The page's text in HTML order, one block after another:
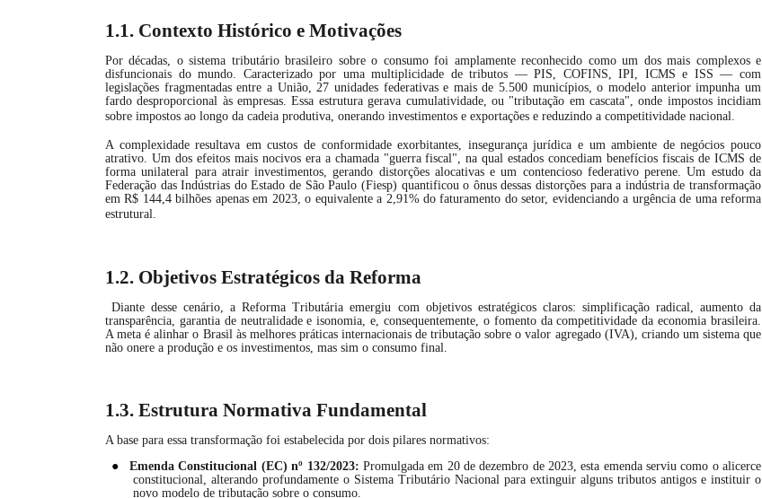
1.1. Contexto Histórico e Motivações
Por décadas, o sistema tributário brasileiro sobre o consumo foi amplamente reconhecido como um dos mais complexos e
disfuncionais do mundo. Caracterizado por uma multiplicidade de tributos — PIS, COFINS, IPI, ICMS e ISS — com
legislações fragmentadas entre a União, 27 unidades federativas e mais de 5.500 municípios, o modelo anterior impunha um
fardo desproporcional às empresas. Essa estrutura gerava cumulatividade, ou "tributação em cascata", onde impostos incidiam
sobre impostos ao longo da cadeia produtiva, onerando investimentos e exportações e reduzindo a competitividade nacional.
A complexidade resultava em custos de conformidade exorbitantes, insegurança jurídica e um ambiente de negócios pouco
atrativo. Um dos efeitos mais nocivos era a chamada "guerra fiscal", na qual estados concediam benefícios fiscais de ICMS de
forma unilateral para atrair investimentos, gerando distorções alocativas e um contencioso federativo perene. Um estudo da
Federação das Indústrias do Estado de São Paulo (Fiesp) quantificou o ônus dessas distorções para a indústria de transformação
em R$ 144,4 bilhões apenas em 2023, o equivalente a 2,91% do faturamento do setor, evidenciando a urgência de uma reforma
estrutural.
1.2. Objetivos Estratégicos da Reforma
Diante desse cenário, a Reforma Tributária emergiu com objetivos estratégicos claros: simplificação radical, aumento da
transparência, garantia de neutralidade e isonomia, e, consequentemente, o fomento da competitividade da economia brasileira.
A meta é alinhar o Brasil às melhores práticas internacionais de tributação sobre o valor agregado (IVA), criando um sistema que
não onere a produção e os investimentos, mas sim o consumo final.
1.3. Estrutura Normativa Fundamental
A base para essa transformação foi estabelecida por dois pilares normativos:
● Emenda Constitucional (EC) nº 132/2023: Promulgada em 20 de dezembro de 2023, esta emenda serviu como o alicerce
constitucional, alterando profundamente o Sistema Tributário Nacional para extinguir alguns tributos antigos e instituir o
novo modelo de tributação sobre o consumo.